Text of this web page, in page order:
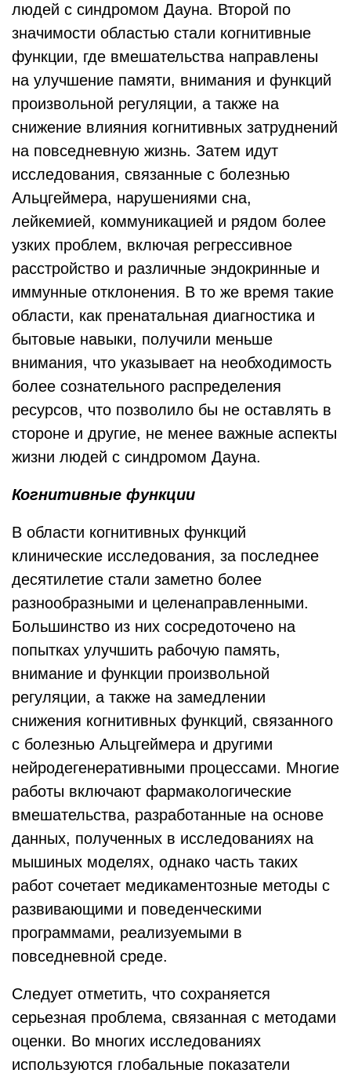
людей с синдромом Дауна. Второй по
значимости областью стали когнитивные
функции, где вмешательства направлены
на улучшение памяти, внимания и функций
произвольной регуляции, а также на
снижение влияния когнитивных затруднений
на повседневную жизнь. Затем идут
исследования, связанные с болезнью
Альцгеймера, нарушениями сна,
лейкемией, коммуникацией и рядом более
узких проблем, включая регрессивное
расстройство и различные эндокринные и
иммунные отклонения. В то же время такие
области, как пренатальная диагностика и
бытовые навыки, получили меньше
внимания, что указывает на необходимость
более сознательного распределения
ресурсов, что позволило бы не оставлять в
стороне и другие, не менее важные аспекты
жизни людей с синдромом Дауна.
Когнитивные функции
В области когнитивных функций
клинические исследования, за последнее
десятилетие стали заметно более
разнообразными и целенаправленными.
Большинство из них сосредоточено на
попытках улучшить рабочую память,
внимание и функции произвольной
регуляции, а также на замедлении
снижения когнитивных функций, связанного
с болезнью Альцгеймера и другими
нейродегенеративными процессами. Многие
работы включают фармакологические
вмешательства, разработанные на основе
данных, полученных в исследованиях на
мышиных моделях, однако часть таких
работ сочетает медикаментозные методы с
развивающими и поведенческими
программами, реализуемыми в
повседневной среде.
Следует отметить, что сохраняется
серьезная проблема, связанная с методами
оценки. Во многих исследованиях
используются глобальные показатели